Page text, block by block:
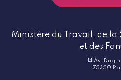
Ministère du Travail, de la
et des
14 Av.
75350